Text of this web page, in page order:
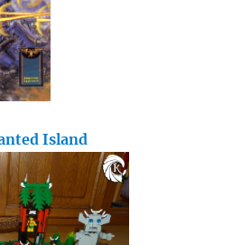
Island